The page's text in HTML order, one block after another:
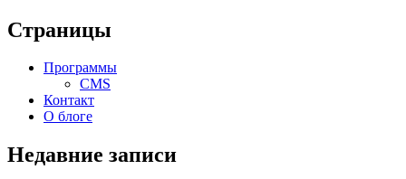
Страницы
Программы
CMS
Контакт
О блоге
Недавние записи